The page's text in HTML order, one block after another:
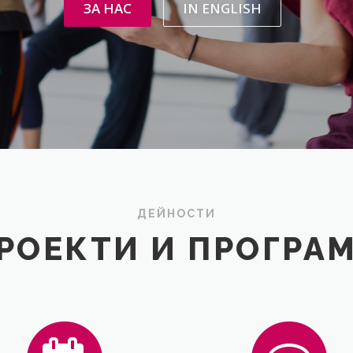
ЗА НАС IN ENGLISH
ДЕЙНОСТИ
И